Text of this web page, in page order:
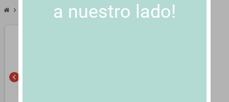
chevron_right KIT FOSCAM FN9108E-T4-2T, POE, 8CH, incluye 4 cámaras T5EP 5,0Mpx,
chevron_left
a nuestro lado!